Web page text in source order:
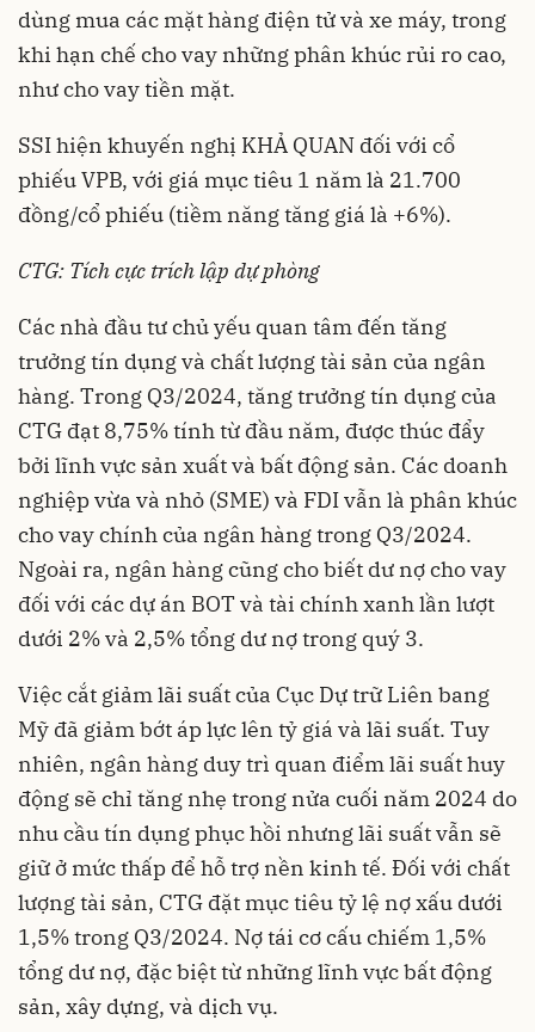
dùng mua các mặt hàng điện tử và xe máy, trong
khi hạn chế cho vay những phân khúc rủi ro cao,
như cho vay tiền mặt.
SSI hiện khuyến nghị KHẢ QUAN đối với cổ
phiếu VPB, với giá mục tiêu 1 năm là 21.700
đồng/cổ phiếu (tiềm năng tăng giá là +6%).
CTG: Tích cực trích lập dự phòng
Các nhà đầu tư chủ yếu quan tâm đến tăng
trưởng tín dụng và chất lượng tài sản của ngân
hàng. Trong Q3/2024, tăng trưởng tín dụng của
CTG đạt 8,75% tính từ đầu năm, được thúc đẩy
bởi lĩnh vực sản xuất và bất động sản. Các doanh
nghiệp vừa và nhỏ (SME) và FDI vẫn là phân khúc
cho vay chính của ngân hàng trong Q3/2024.
Ngoài ra, ngân hàng cũng cho biết dư nợ cho vay
đối với các dự án BOT và tài chính xanh lần lượt
dưới 2% và 2,5% tổng dư nợ trong quý 3.
Việc cắt giảm lãi suất của Cục Dự trữ Liên bang
Mỹ đã giảm bớt áp lực lên tỷ giá và lãi suất. Tuy
nhiên, ngân hàng duy trì quan điểm lãi suất huy
động sẽ chỉ tăng nhẹ trong nửa cuối năm 2024 do
nhu cầu tín dụng phục hồi nhưng lãi suất vẫn sẽ
giữ ở mức thấp để hỗ trợ nền kinh tế. Đối với chất
lượng tài sản, CTG đặt mục tiêu tỷ lệ nợ xấu dưới
1,5% trong Q3/2024. Nợ tái cơ cấu chiếm 1,5%
tổng dư nợ, đặc biệt từ những lĩnh vực bất động
sản, xây dựng, và dịch vụ.